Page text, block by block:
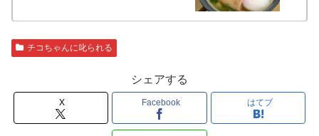
チコちゃんに叱られる
シェアする
X Facebook はてブ